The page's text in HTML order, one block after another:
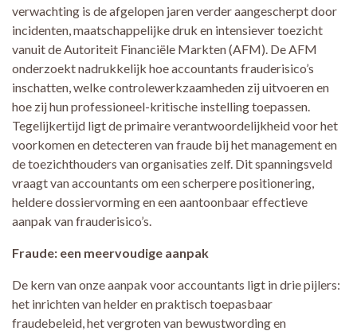
verwachting is de afgelopen jaren verder aangescherpt door
incidenten, maatschappelijke druk en intensiever toezicht
vanuit de Autoriteit Financiële Markten (AFM). De AFM
onderzoekt nadrukkelijk hoe accountants frauderisico’s
inschatten, welke controlewerkzaamheden zij uitvoeren en
hoe zij hun professioneel-kritische instelling toepassen.
Tegelijkertijd ligt de primaire verantwoordelijkheid voor het
voorkomen en detecteren van fraude bij het management en
de toezichthouders van organisaties zelf. Dit spanningsveld
vraagt van accountants om een scherpere positionering,
heldere dossiervorming en een aantoonbaar effectieve
aanpak van frauderisico’s.
Fraude: een meervoudige aanpak
De kern van onze aanpak voor accountants ligt in drie pijlers:
het inrichten van helder en praktisch toepasbaar
fraudebeleid, het vergroten van bewustwording en